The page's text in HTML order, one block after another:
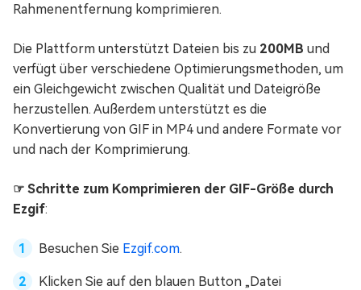
Rahmenentfernung komprimieren.
Die Plattform unterstützt Dateien bis zu 200MB und
verfügt über verschiedene Optimierungsmethoden, um
ein Gleichgewicht zwischen Qualität und Dateigröße
herzustellen. Außerdem unterstützt es die
Konvertierung von GIF in MP4 und andere Formate vor
und nach der Komprimierung.
☞ Schritte zum Komprimieren der GIF-Größe durch
Ezgif:
Besuchen Sie Ezgif.com.
Klicken Sie auf den blauen Button „Datei